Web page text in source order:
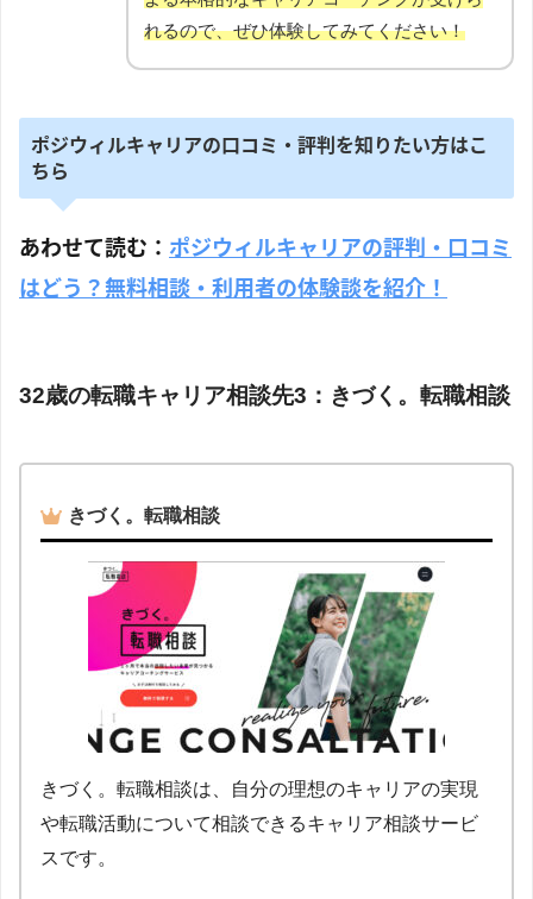
れるので、ぜひ体験してみてください！
ポジウィルキャリアの口コミ・評判を知りたい方はこ
ちら
あわせて読む： ポジウィルキャリアの評判・口コミ
はどう？無料相談・利用者の体験談を紹介！
32歳の転職キャリア相談先3：きづく。転職相談
きづく。転職相談
きづく。転職相談は、自分の理想のキャリアの実現
や転職活動について相談できるキャリア相談サービ
スです。